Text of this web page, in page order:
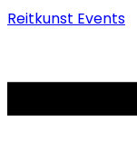
Reitkunst Events